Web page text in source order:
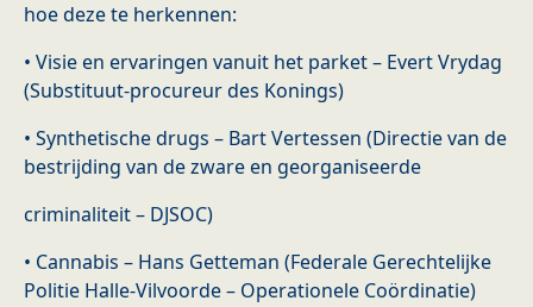
hoe deze te herkennen:
• Visie en ervaringen vanuit het parket – Evert Vrydag
(Substituut-procureur des Konings)
• Synthetische drugs – Bart Vertessen (Directie van de
bestrijding van de zware en georganiseerde
criminaliteit – DJSOC)
• Cannabis – Hans Getteman (Federale Gerechtelijke
Politie Halle-Vilvoorde – Operationele Coördinatie)